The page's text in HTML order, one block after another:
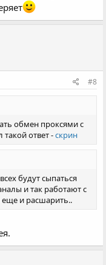
#8
обмен проксями с
ответ -скрин
будут сыпаться
и так работают с
и расшарить..